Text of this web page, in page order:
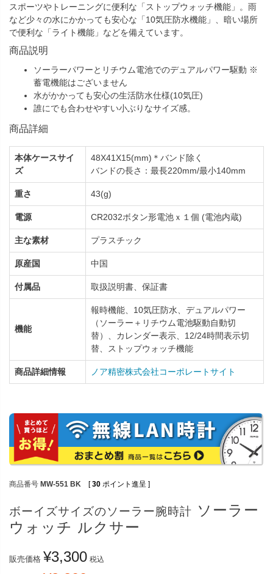
スポーツやトレーニングに便利な「ストップウォッチ機能」。雨
など少々の水にかかっても安心な「10気圧防水機能」、暗い場所
で便利な「ライト機能」などを備えています。
商品説明
ソーラーパワーとリチウム電池でのデュアルパワー駆動 ※
蓄電機能はございません
水がかかっても安心の生活防水仕様(10気圧)
誰にでも合わせやすい小ぶりなサイズ感。
商品詳細
本体ケースサイ
ズ
48X41X15(mm)＊バンド除く
バンドの長さ：最長220mm/最小140mm
重さ 43(g)
電源 CR2032ボタン形電池ｘ１個 (電池内蔵)
主な素材 プラスチック
原産国 中国
付属品 取扱説明書、保証書
機能
報時機能、10気圧防水、デュアルパワー
（ソーラー＋リチウム電池駆動自動切
替）、カレンダー表示、12/24時間表示切
替、ストップウォッチ機能
商品詳細情報 ノア精密株式会社コーポレートサイト
商品番号 MW-551 BK [ 30 ポイント進呈 ]
ボーイズサイズのソーラー腕時計 ソーラー
ウォッチ ルクサー
販売価格 ¥3,300 税込